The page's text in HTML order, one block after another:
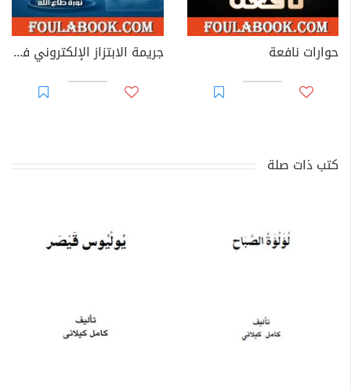
حوارات نافعة جريمة الابتزاز الإلكتروني في القوانين العربية
كتب ذات صلة